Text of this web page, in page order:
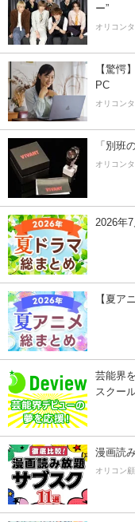
ー”
オリコン
【驚愕
PC
オリコン
「別班
オリコン
2026年
【夏ア
芸能界
スクー
漫画読
オリコン